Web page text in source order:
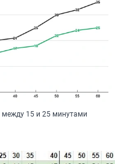
между 15 и 25 минутами